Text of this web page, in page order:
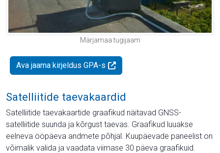
Märjamaa tugijaam
Ava jaama kirjeldus GPA-s
Satelliitide taevakaardid
Satelliitide taevakaartide graafikud näitavad GNSS-
satelliitide suunda ja kõrgust taevas. Graafikud luuakse
eelneva ööpäeva andmete põhjal. Kuupäevade paneelist on
võimalik valida ja vaadata viimase 30 päeva graafikuid.